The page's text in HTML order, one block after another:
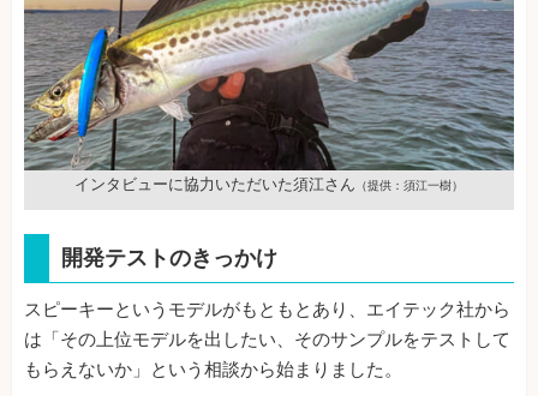
インタビューに協力いただいた須江さん （提供：須江一樹）
開発テストのきっかけ
スピーキーというモデルがもともとあり、エイテック社から
は「その上位モデルを出したい、そのサンプルをテストして
もらえないか」という相談から始まりました。